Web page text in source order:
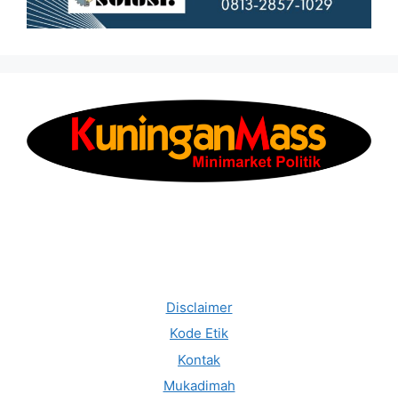
Disclaimer
Kode Etik
Kontak
Mukadimah